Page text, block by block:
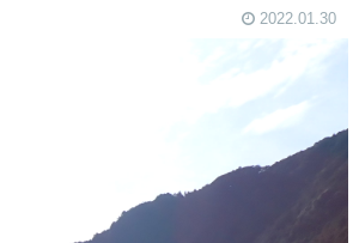
2022.01.30